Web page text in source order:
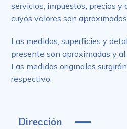
servicios, impuestos, precios y
cuyos valores son
Las medidas, superficies y
presente son aproximadas y
Las medidas originales
respectivo.
Dirección